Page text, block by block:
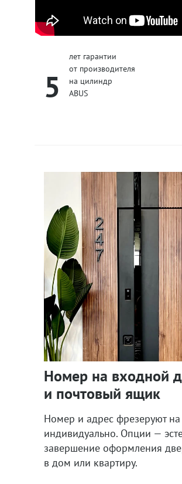
5
лет гарантии
от производителя
на цилиндр
ABUS
Номер на входной
и почтовый ящик
Номер и адрес фрезеруют на
индивидуально. Опции —
завершение оформления
в дом или квартиру.